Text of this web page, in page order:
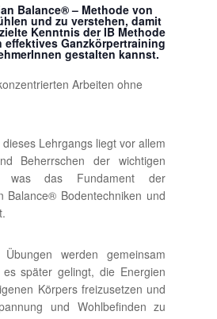
Balance® – Methode von
und zu verstehen, damit
Kenntnis der IB Methode
effektives Ganzkörpertraining
gestalten kannst.
Arbeiten ohne
Lehrgangs liegt vor allem
Beherrschen der wichtigen
was das Fundament der
Balance® Bodentechniken und
werden gemeinsam
später gelingt, die Energien
Körpers freizusetzen und
und Wohlbefinden zu